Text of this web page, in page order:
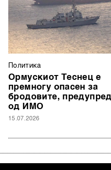
Политика
Ормускиот Теснец е
премногу опасен за
бродовите,
од ИМО
15.07.2026